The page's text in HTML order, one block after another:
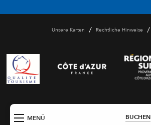
MENÜ BUCHEN
Unsere Karten / Rechtliche Hinweise /